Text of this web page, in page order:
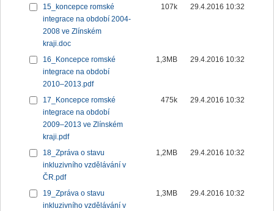
15_koncepce romské
integrace na období 2004-
2008 ve Zlínském
kraji.doc
107k 29.4.2016 10:32
16_Koncepce romské
integrace na období
2010–2013.pdf
1,3MB 29.4.2016 10:32
17_Koncepce romské
integrace na období
2009–2013 ve Zlínském
kraji.pdf
475k 29.4.2016 10:32
18_Zpráva o stavu
inkluzivního vzdělávání v
ČR.pdf
1,2MB 29.4.2016 10:32
19_Zpráva o stavu
inkluzivního vzdělávání v
1,3MB 29.4.2016 10:32